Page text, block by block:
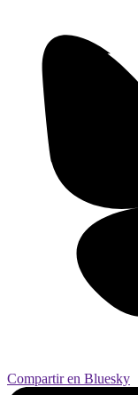
Compartir en Bluesky